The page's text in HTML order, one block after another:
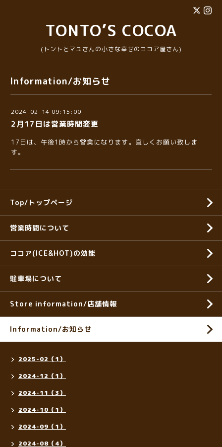
TONTO’S COCOA
(トントとマユさんの小さな幸せのココア屋さん)
Information/お知らせ
2024-02-14 09:15:00
2月17日は営業時間変更
17日は、午後1時から営業になります。宜しくお願い致しま
す。
Top/トップページ
営業時間について
ココア(ICE&HOT)の効能
駐車場について
Store information/店舗情報
Information/お知らせ
2025-02（1）
2024-12（1）
2024-11（3）
2024-10（1）
2024-09（1）
2024-08（4）